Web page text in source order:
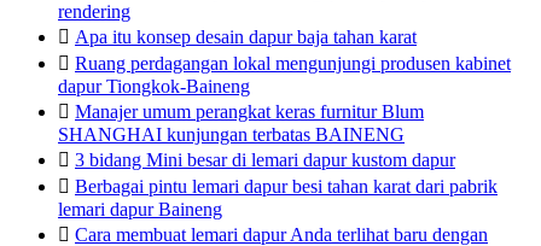
rendering
 Apa itu konsep desain dapur baja tahan karat
 Ruang perdagangan lokal mengunjungi produsen kabinet
dapur Tiongkok-Baineng
 Manajer umum perangkat keras furnitur Blum
SHANGHAI kunjungan terbatas BAINENG
 3 bidang Mini besar di lemari dapur kustom dapur
 Berbagai pintu lemari dapur besi tahan karat dari pabrik
lemari dapur Baineng
 Cara membuat lemari dapur Anda terlihat baru dengan